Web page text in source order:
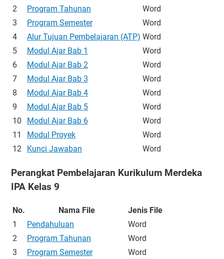
2
Program Tahunan
Word
3
Program Semester
Word
4
Alur Tujuan Pembelajaran (ATP) Word
5
Modul Ajar Bab 1
Word
6
Modul Ajar Bab 2
Word
7
Modul Ajar Bab 3
Word
8
Modul Ajar Bab 4
Word
9
Modul Ajar Bab 5
Word
10
Modul Ajar Bab 6
Word
11
Modul Proyek
Word
12
Kunci Jawaban Word
Perangkat Pembelajaran Kurikulum Merdeka
IPA Kelas 9
No. Nama File
Jenis File
1
Pendahuluan
Word
2
Program Tahunan
Word
3
Program Semester
Word